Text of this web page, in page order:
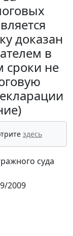
доказан
в
сроки не
здесь
суда
2009